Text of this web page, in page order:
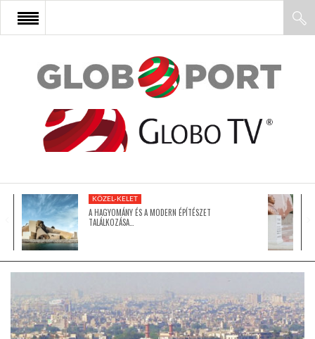
FŐOLDAL
AFRIKA
ÁZSIA
LATIN-AMERIKA
KÖZEL-KELET
A HAGYOMÁNY ÉS A MODERN ÉPÍTÉSZET
TALÁLKOZÁSA…